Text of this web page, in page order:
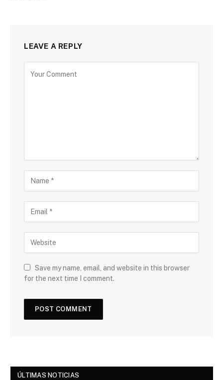
LEAVE A REPLY
Save my name, email, and website in this browser
for the next time I comment.
ÚLTIMAS NOTICIAS